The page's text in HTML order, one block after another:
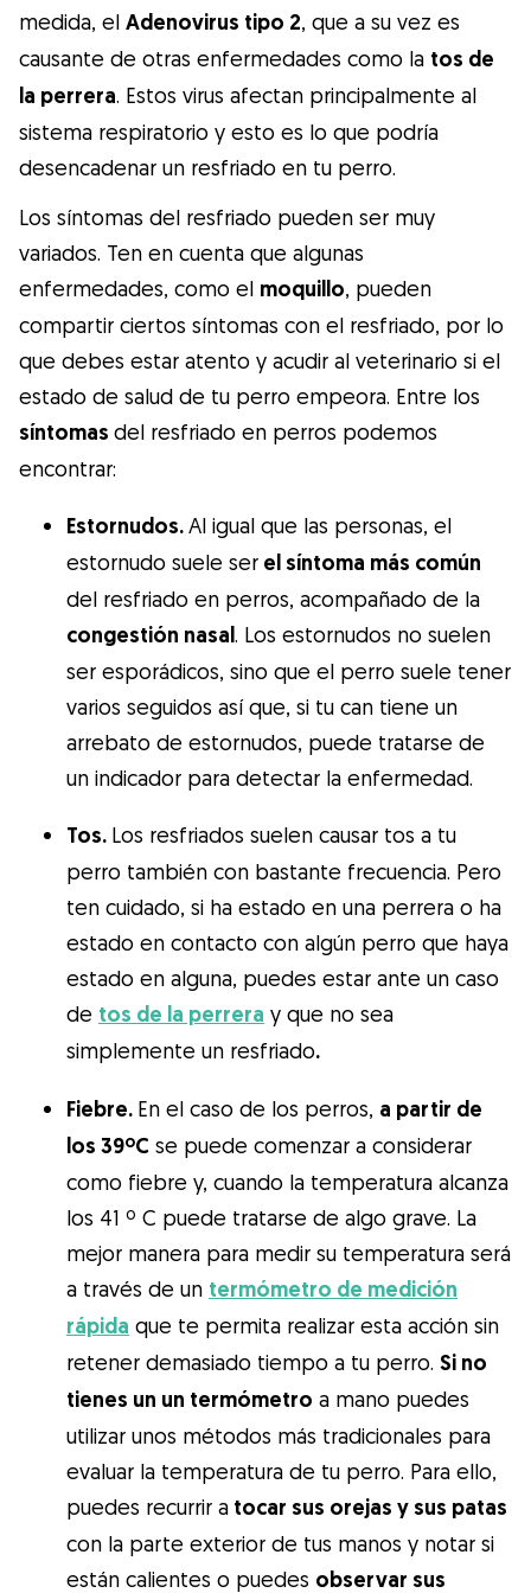
medida, el Adenovirus tipo 2, que a su vez es
causante de otras enfermedades como la tos de
la perrera. Estos virus afectan principalmente al
sistema respiratorio y esto es lo que podría
desencadenar un resfriado en tu perro.
Los síntomas del resfriado pueden ser muy
variados. Ten en cuenta que algunas
enfermedades, como el moquillo, pueden
compartir ciertos síntomas con el resfriado, por lo
que debes estar atento y acudir al veterinario si el
estado de salud de tu perro empeora. Entre los
síntomas del resfriado en perros podemos
encontrar:
Estornudos.Al igual que las personas, el
estornudo suele ser el síntoma más común
del resfriado en perros, acompañado de la
congestión nasal. Los estornudos no suelen
ser esporádicos, sino que el perro suele tener
varios seguidos así que, si tu can tiene un
arrebato de estornudos, puede tratarse de
un indicador para detectar la enfermedad.
Tos. Los resfriados suelen causar tos a tu
perro también con bastante frecuencia. Pero
ten cuidado, si ha estado en una perrera o ha
estado en contacto con algún perro que haya
estado en alguna, puedes estar ante un caso
de tos de la perrera y que no sea
simplemente un resfriado.
Fiebre. En el caso de los perros, a partir de
los 39ºC se puede comenzar a considerar
como fiebre y, cuando la temperatura alcanza
los 41 º C puede tratarse de algo grave. La
mejor manera para medir su temperatura será
a través de un termómetro de medición
rápida que te permita realizar esta acción sin
retener demasiado tiempo a tu perro. Si no
tienes un un termómetro a mano puedes
utilizar unos métodos más tradicionales para
evaluar la temperatura de tu perro. Para ello,
puedes recurrir a tocar sus orejas y sus patas
con la parte exterior de tus manos y notar si
están calientes o puedes observar sus